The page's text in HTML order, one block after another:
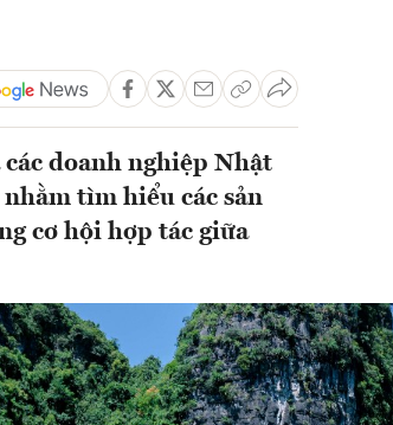
doanh nghiệp Nhật
tìm hiểu các sản
cơ hội hợp tác giữa